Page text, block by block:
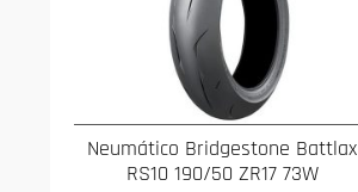
Neumático Bridgestone Battlax
RS10 190/50 ZR17 73W